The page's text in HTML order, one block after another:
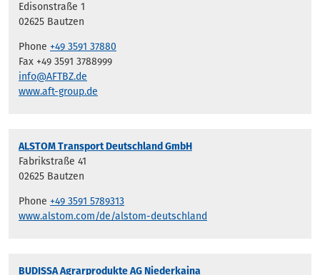
Edisonstraße 1
02625 Bautzen
Phone +49 3591 37880
Fax +49 3591 3788999
info@AFTBZ.de
www.aft-group.de
ALSTOM Transport Deutschland GmbH
Fabrikstraße 41
02625 Bautzen
Phone +49 3591 5789313
www.alstom.com/de/alstom-deutschland
BUDISSA Agrarprodukte AG Niederkaina